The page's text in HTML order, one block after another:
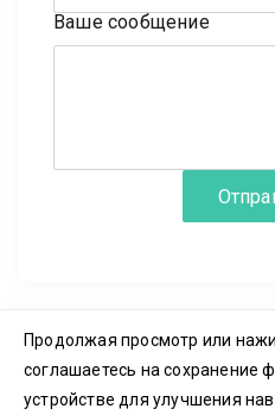
Ваше сообщение
© 2023-2026 ООО «3Д
Пользовательское соглашение|
Продолжая просмотр или
соглашаетесь на сохранение
устройстве для улучшения